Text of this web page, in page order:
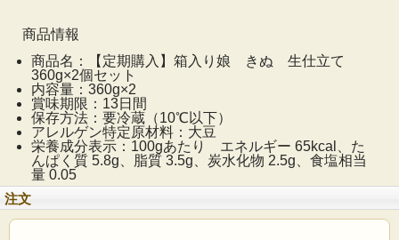
商品情報
商品名：【定期購入】箱入り娘 きぬ 生仕立て
360g×2個セット
内容量：360g×2
賞味期限：13日間
保存方法：要冷蔵（10℃以下）
アレルゲン特定原材料：大豆
栄養成分表示：100gあたり エネルギー 65kcal、た
んぱく質 5.8g、脂質 3.5g、炭水化物 2.5g、食塩相当
量 0.05
注文